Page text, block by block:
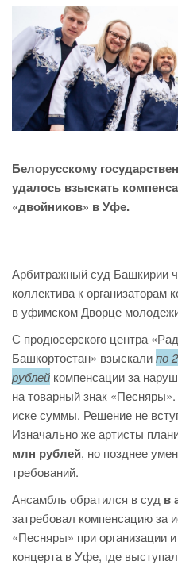
Белорусскому
удалось взыскать
«двойников» в Уфе.
Арбитражный суд Башкирии
коллектива к организаторам
в уфимском Дворце
С продюсерского центра
Башкортостан» взыскалипо
рублей компенсации за
на товарный знак
иске суммы. Решение не
Изначально же артисты
млн рублей, но позднее
требований.
Ансамбль обратился в суд в
затребовал компенсацию за
«Песняры» при организации
концерта в Уфе, где